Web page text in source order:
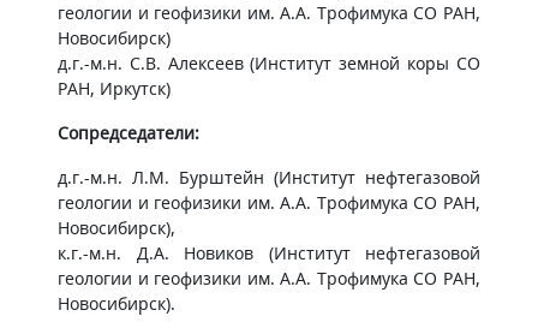
геологии и геофизики им. А.А. Трофимука СО РАН,
Новосибирск)
д.г.-м.н. С.В. Алексеев (Институт земной коры СО
РАН, Иркутск)
Сопредседатели:
д.г.-м.н. Л.М. Бурштейн (Институт нефтегазовой
геологии и геофизики им. А.А. Трофимука СО РАН,
Новосибирск),
к.г.-м.н. Д.А. Новиков (Институт нефтегазовой
геологии и геофизики им. А.А. Трофимука СО РАН,
Новосибирск).